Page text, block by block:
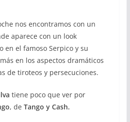
nos encontramos con un
aparece con un look
en el famoso Serpico y su
en los aspectos dramáticos
de tiroteos y persecuciones.
tiene poco que ver por
, de Tango y Cash.